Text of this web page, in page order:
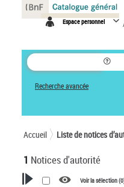
Espace personnel
Recherche avancée
Accueil Liste de notices
1 Notices d'autorité
Voir la sélection (0
Panneau de gestion des cookies